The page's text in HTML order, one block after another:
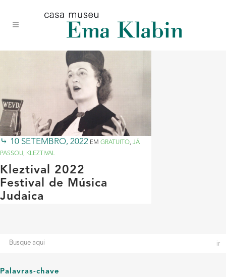
conteúdo
navegação
site
10 SETEMBRO, 2022 EM GRATUITO, JÁ
PASSOU, KLEZTIVAL
Kleztival 2022
Festival de Música
Judaica
Palavras-chave